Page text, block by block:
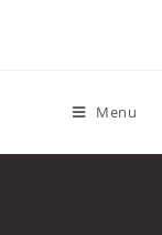
Menu